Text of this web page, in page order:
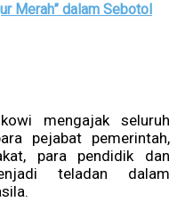
Merah” dalam Sebotol
mengajak seluruh
pejabat pemerintah,
para pendidik dan
teladan dalam